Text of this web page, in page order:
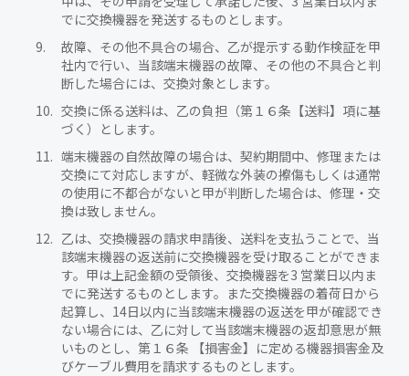
でに交換機器を発送するものとします。
故障、その他不具合の場合、乙が提示する動作検証を甲
社内で行い、当該端末機器の故障、その他の不具合と判
断した場合には、交換対象とします。
交換に係る送料は、乙の負担（第１６条【送料】項に基
づく）とします。
端末機器の自然故障の場合は、契約期間中、修理または
交換にて対応しますが、軽微な外装の擦傷もしくは通常
の使用に不都合がないと甲が判断した場合は、修理・交
換は致しません。
乙は、交換機器の請求申請後、送料を支払うことで、当
該端末機器の返送前に交換機器を受け取ることができま
す。甲は上記金額の受領後、交換機器を3 営業日以内ま
でに発送するものとします。また交換機器の着荷日から
起算し、14日以内に当該端末機器の返送を甲が確認でき
ない場合には、乙に対して当該端末機器の返却意思が無
いものとし、第１６条 【損害金】に定める機器損害金及
びケーブル費用を請求するものとします。